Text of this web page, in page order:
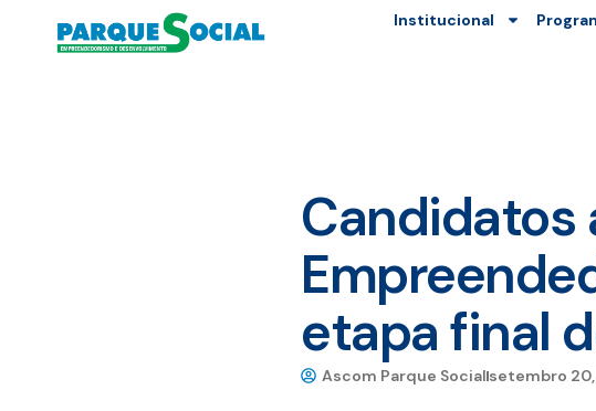
Institucional
Candidatos
etapa final
Ascom Parque Social setembro 20,